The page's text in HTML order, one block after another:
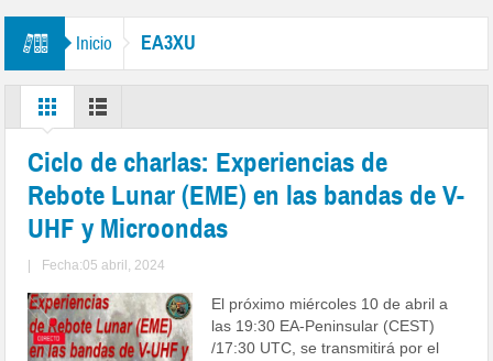
Inicio EA3XU
Ciclo de charlas: Experiencias de
Rebote Lunar (EME) en las bandas de V-
UHF y Microondas
| Fecha:05 abril, 2024
El próximo miércoles 10 de abril a
las 19:30 EA-Peninsular (CEST)
/17:30 UTC, se transmitirá por el